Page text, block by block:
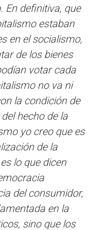
En definitiva, que
estaban
en el socialismo,
de los bienes
votar cada
no va ni
la condición de
hecho de la
yo creo que es
de la
lo que dicen
del consumidor,
en la
sino que los